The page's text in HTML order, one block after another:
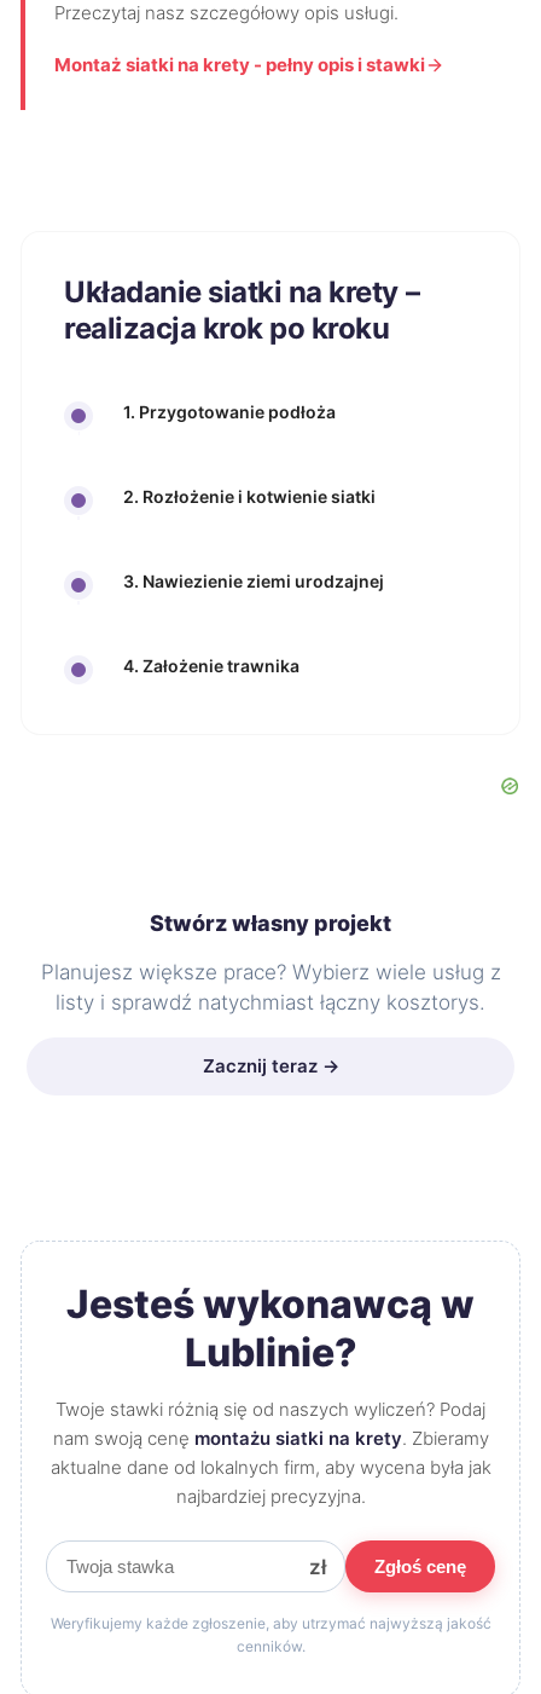
Przeczytaj nasz szczegółowy opis usługi.
Montaż siatki na krety - pełny opis i stawki
Układanie siatki na krety –
realizacja krok po kroku
1. Przygotowanie podłoża
2. Rozłożenie i kotwienie siatki
3. Nawiezienie ziemi urodzajnej
4. Założenie trawnika
Stwórz własny projekt
Planujesz większe prace? Wybierz wiele usług z
listy i sprawdź natychmiast łączny kosztorys.
Zacznij teraz →
Jesteś wykonawcą w
Lublinie?
Twoje stawki różnią się od naszych wyliczeń? Podaj
nam swoją cenę montażu siatki na krety. Zbieramy
aktualne dane od lokalnych firm, aby wycena była jak
najbardziej precyzyjna.
zł Zgłoś cenę
Weryfikujemy każde zgłoszenie, aby utrzymać najwyższą jakość
cenników.